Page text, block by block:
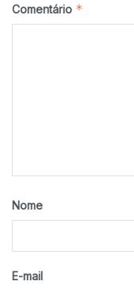
Comentário *
Nome
E-mail